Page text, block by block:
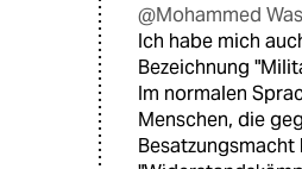
@Mohammed
Ich habe mich
Bezeichnung
Im normalen
Menschen, die
Besatzungsmacht